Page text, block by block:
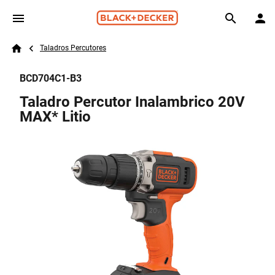
Skip to main content
Search
Breadcrumb
Taladros Percutores
BCD704C1-B3
Taladro Percutor Inalambrico 20V
MAX* Litio